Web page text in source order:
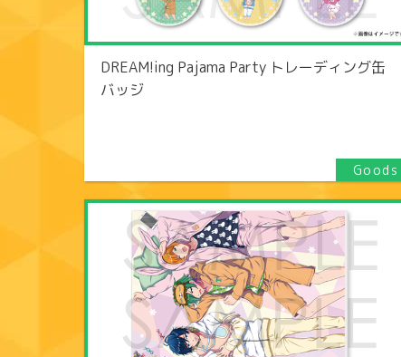
DREAM!ing Pajama Party トレーディング缶
バッジ